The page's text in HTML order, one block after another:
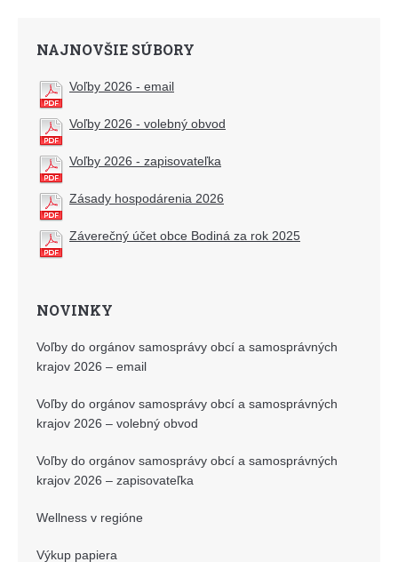
NAJNOVŠIE SÚBORY
Voľby 2026 - email
Voľby 2026 - volebný obvod
Voľby 2026 - zapisovateľka
Zásady hospodárenia 2026
Záverečný účet obce Bodiná za rok 2025
NOVINKY
Voľby do orgánov samosprávy obcí a samosprávných
krajov 2026 – email
Voľby do orgánov samosprávy obcí a samosprávných
krajov 2026 – volebný obvod
Voľby do orgánov samosprávy obcí a samosprávných
krajov 2026 – zapisovateľka
Wellness v regióne
Výkup papiera